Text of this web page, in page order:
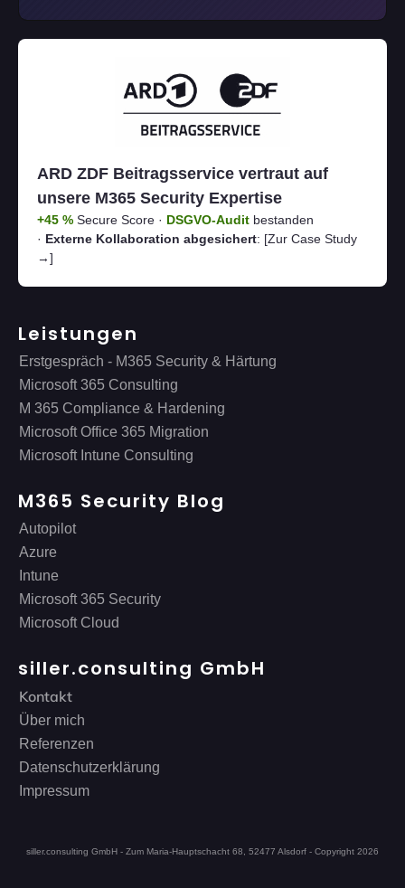
ARD ZDF Beitragsservice vertraut auf
unsere M365 Security Expertise
+45 % Secure Score · DSGVO-Audit bestanden
· Externe Kollaboration abgesichert: [Zur Case Study
→]
Leistungen
Erstgespräch - M365 Security & Härtung
Microsoft 365 Consulting
M 365 Compliance & Hardening
Microsoft Office 365 Migration
Microsoft Intune Consulting
M365 Security Blog
Autopilot
Azure
Intune
Microsoft 365 Security
Microsoft Cloud
siller.consulting GmbH
Kontakt
Über mich
Referenzen
Datenschutzerklärung
Impressum
siller.consulting GmbH - Zum Maria-Hauptschacht 68, 52477 Alsdorf - Copyright 2026